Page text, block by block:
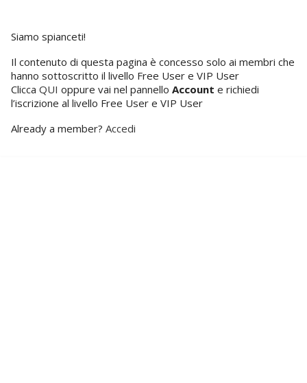
Account
Registrati
Contattaci
Siamo spianceti!
Il contenuto di questa pagina è concesso solo ai membri che
hanno sottoscritto il livello Free User e VIP User
Clicca QUI oppure vai nel pannello Account e richiedi
l’iscrizione al livello Free User e VIP User
Already a member? Accedi